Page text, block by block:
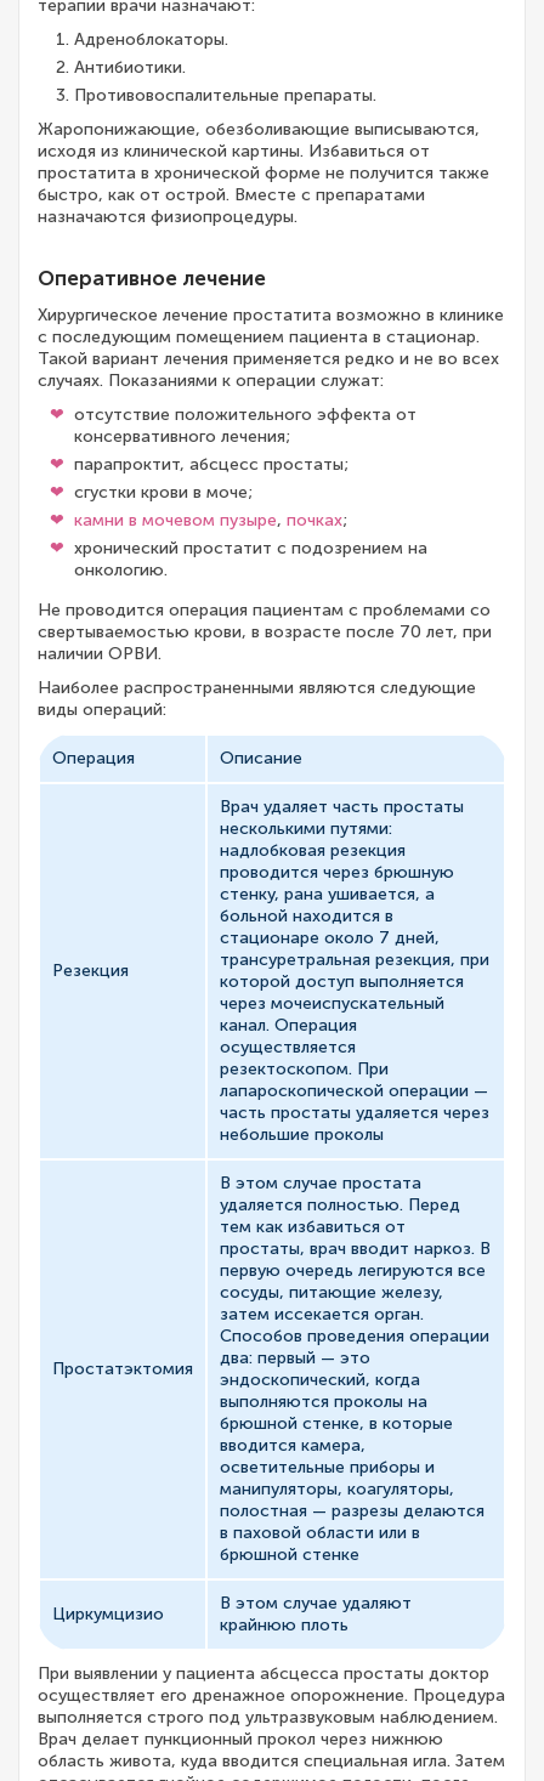
терапии врачи назначают:
Адреноблокаторы.
Антибиотики.
Противовоспалительные препараты.
Жаропонижающие, обезболивающие выписываются,
исходя из клинической картины. Избавиться от
простатита в хронической форме не получится также
быстро, как от острой. Вместе с препаратами
назначаются физиопроцедуры.
Оперативное лечение
Хирургическое лечение простатита возможно в клинике
с последующим помещением пациента в стационар.
Такой вариант лечения применяется редко и не во всех
случаях. Показаниями к операции служат:
отсутствие положительного эффекта от
консервативного лечения;
парапроктит, абсцесс простаты;
сгустки крови в моче;
камни в мочевом пузыре, почках;
хронический простатит с подозрением на
онкологию.
Не проводится операция пациентам с проблемами со
свертываемостью крови, в возрасте после 70 лет, при
наличии ОРВИ.
Наиболее распространенными являются следующие
виды операций:
Операция Описание
Резекция
Врач удаляет часть простаты
несколькими путями:
надлобковая резекция
проводится через брюшную
стенку, рана ушивается, а
больной находится в
стационаре около 7 дней,
трансуретральная резекция, при
которой доступ выполняется
через мочеиспускательный
канал. Операция
осуществляется
резектоскопом. При
лапароскопической операции —
часть простаты удаляется через
небольшие проколы
Простатэктомия
В этом случае простата
удаляется полностью. Перед
тем как избавиться от
простаты, врач вводит наркоз. В
первую очередь легируются все
сосуды, питающие железу,
затем иссекается орган.
Способов проведения операции
два: первый — это
эндоскопический, когда
выполняются проколы на
брюшной стенке, в которые
вводится камера,
осветительные приборы и
манипуляторы, коагуляторы,
полостная — разрезы делаются
в паховой области или в
брюшной стенке
Циркумцизио
В этом случае удаляют
крайнюю плоть
При выявлении у пациента абсцесса простаты доктор
осуществляет его дренажное опорожнение. Процедура
выполняется строго под ультразвуковым наблюдением.
Врач делает пункционный прокол через нижнюю
область живота, куда вводится специальная игла. Затем